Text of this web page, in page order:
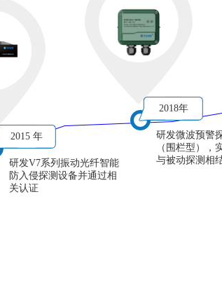
2015 年
研发V7系列振动光纤智能
防入侵探测设备并通过相
关认证
2018年
研发微波预警
（围栏型），
与被动探测相